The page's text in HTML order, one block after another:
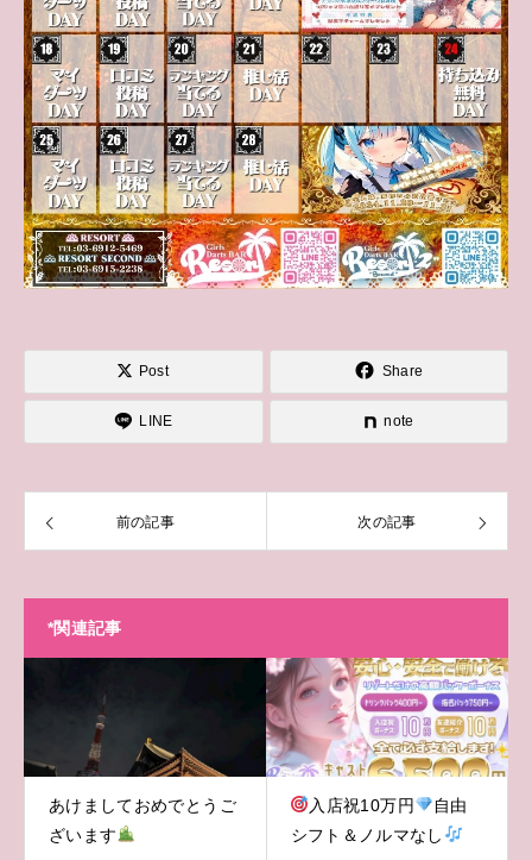
Post Share
LINE note
前の記事 次の記事
*関連記事
あけましておめでとうご
ざいます
入店祝10万円
自由
シフト＆ノルマなし